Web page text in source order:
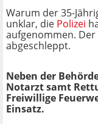
Warum der 35-
unklar, die Polizei
aufgenommen.
abgeschleppt.
Neben der
Notarzt samt
Freiwillige
Einsatz.